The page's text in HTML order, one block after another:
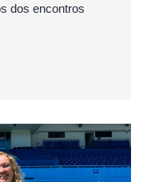
dos encontros